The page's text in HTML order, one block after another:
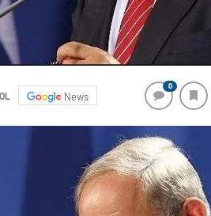
News
0